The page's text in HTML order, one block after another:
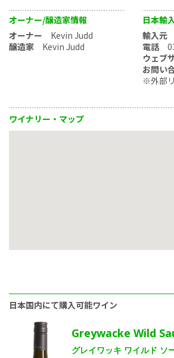
オーナー/醸造家情報
オーナー Kevin Judd
醸造家 Kevin Judd
日本輸
輸入元
電話
ウェブ
お問い
※外部
ワイナリー・マップ
日本国内にて購入可能ワイン
Greywacke Wild
グレイワッキ ワイルド ソ